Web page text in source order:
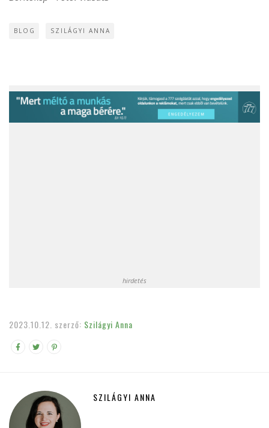
BLOG SZILÁGYI ANNA
hirdetés
2023.10.12. szerző: Szilágyi Anna
SZILÁGYI ANNA